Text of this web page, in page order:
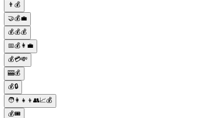
👨💰
🤝💰💼
💰💰💰
📅💰👩‍💼
💰💳💸
🎰💰
💰🔒
🧑‍👩‍👧‍👦👥📈💰
💰🎟️